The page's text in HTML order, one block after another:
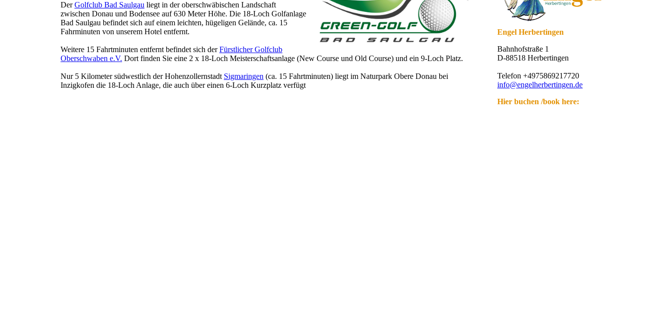
DerGolfclub Bad Saulgau liegt in der oberschwäbischen Landschaft
zwischen Donau und Bodensee auf 630 Meter Höhe. Die 18-Loch Golfanlage
Bad Saulgau befindet sich auf einem leichten, hügeligen Gelände, ca. 15
Fahrminuten von unserem Hotel entfernt.
Weitere 15 Fahrtminuten entfernt befindet sich derFürstlicher Golfclub
Oberschwaben e.V. Dort finden Sie eine 2 x 18-Loch Meisterschaftsanlage (New Course und Old Course) und ein 9-Loch Platz.
Nur 5 Kilometer südwestlich der Hohenzollernstadt Sigmaringen (ca. 15 Fahrtminuten) liegt im Naturpark Obere Donau bei
Inzigkofen die 18-Loch Anlage, die auch über einen 6-Loch Kurzplatz verfügt
Engel Herbertingen
Bahnhofstraße 1
D-88518 Herbertingen
Telefon +4975869217720
info@engelherbertingen.de
Hier buchen /book here: